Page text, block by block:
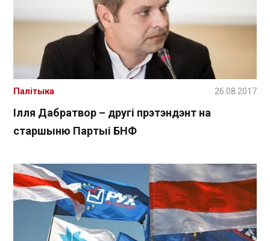
Ілля Дабратвор – другі прэтэндэнт на
старшыню Партыі БНФ
Палітыка 26.08.2017